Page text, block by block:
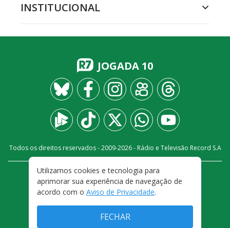
INSTITUCIONAL
JOGADA 10
Todos os direitos reservados - 2009-2026- Rádio e Televisão Record S.A
FALE CONOSCO
PRIVACIDADE
TERMOS E CONDIÇÕES DE USO
Utilizamos cookies e tecnologia para
aprimorar sua experiência de navegação de
acordo com o Aviso de Privacidade.
FECHAR